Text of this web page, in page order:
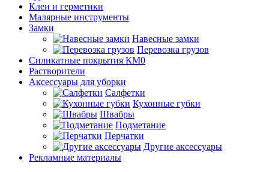
Клеи и герметики
Малярные инструменты
Замки
Навесные замки
Перевозка грузов
Силикатные покрытия КМ0
Растворители
Аксессуары для уборки
Салфетки
Кухонные губки
Швабры
Подметание
Перчатки
Другие аксессуары
Рекламные материалы